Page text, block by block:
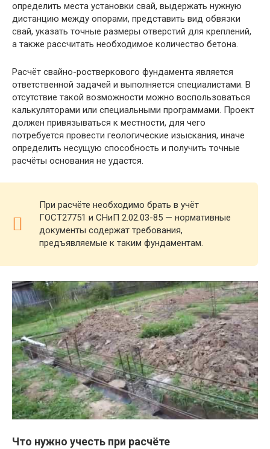
определить места установки свай, выдержать нужную
дистанцию между опорами, представить вид обвязки
свай, указать точные размеры отверстий для креплений,
а также рассчитать необходимое количество бетона.
Расчёт свайно-ростверкового фундамента является
ответственной задачей и выполняется специалистами. В
отсутствие такой возможности можно воспользоваться
калькуляторами или специальными программами. Проект
должен привязываться к местности, для чего
потребуется провести геологические изыскания, иначе
определить несущую способность и получить точные
расчёты основания не удастся.
При расчёте необходимо брать в учёт
ГОСТ27751 и СНиП 2.02.03-85 — нормативные
документы содержат требования,
предъявляемые к таким фундаментам.
Что нужно учесть при расчёте